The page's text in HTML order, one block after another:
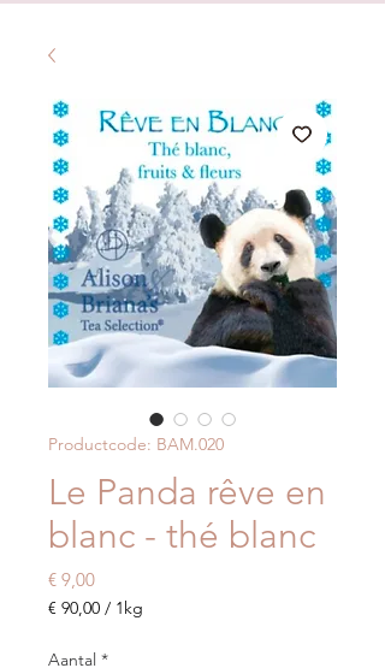
Productcode: BAM.020
Le Panda rêve en
blanc - thé blanc
€ 9,00Prijs
€ 90,00 / 1kg
per
Aantal *